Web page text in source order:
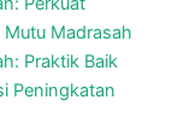
Madrasah
Praktik Baik
Peningkatan